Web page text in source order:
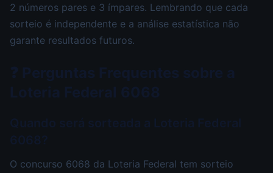
2 números pares e 3 ímpares. Lembrando que cada
sorteio é independente e a análise estatística não
garante resultados futuros.
O concurso 6068 da Loteria Federal tem sorteio